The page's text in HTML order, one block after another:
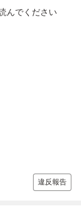
んでください
違反報告